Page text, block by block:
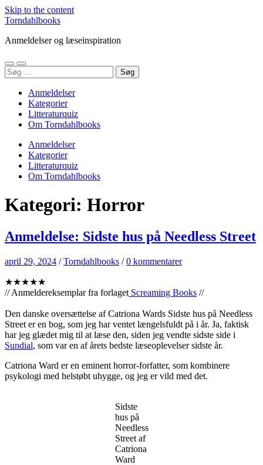
Skip to the content
Torndahlbooks
Anmeldelser og læseinspiration
Toggle
mobile
Toggle
search
Søg
efter:
Anmeldelser
Kategorier
Litteraturquiz
Om Torndahlbooks
Anmeldelser
Kategorier
Litteraturquiz
Om Torndahlbooks
Kategori: Horror
Anmeldelse: Sidste hus på Needless Street
april 29, 2024 /Torndahlbooks /0 kommentarer
★★★★★
// Anmeldereksemplar fra forlaget Screaming Books //
Den danske oversættelse af Catriona Wards Sidste hus på Needless
Street er en bog, som jeg har ventet længelsfuldt på i år. Ja, faktisk
har jeg glædet mig til at læse den, siden jeg vendte sidste side i
Sundial, som var en af årets bedste læseoplevelser sidste år.
Catriona Ward er en eminent horror-forfatter, som kombinere
psykologi med helstøbt uhygge, og jeg er vild med det.
Sidste
hus på
Needless
Street af
Catriona
Ward